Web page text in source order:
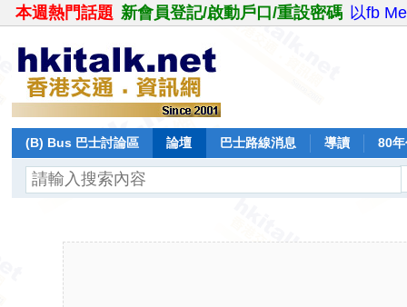
本週熱門話題 新會員登記/啟動戶口/重設密碼 以fb
(B) Bus 巴士討論區 論壇 巴士路線消息 導讀 80